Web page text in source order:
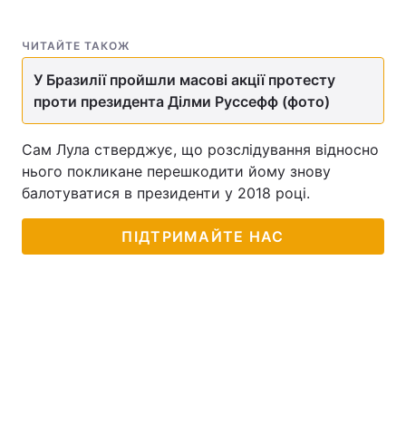
ЧИТАЙТЕ ТАКОЖ
У Бразилії пройшли масові акції протесту
проти президента Ділми Руссефф (фото)
Сам Лула стверджує, що розслідування відносно
нього покликане перешкодити йому знову
балотуватися в президенти у 2018 році.
ПІДТРИМАЙТЕ НАС